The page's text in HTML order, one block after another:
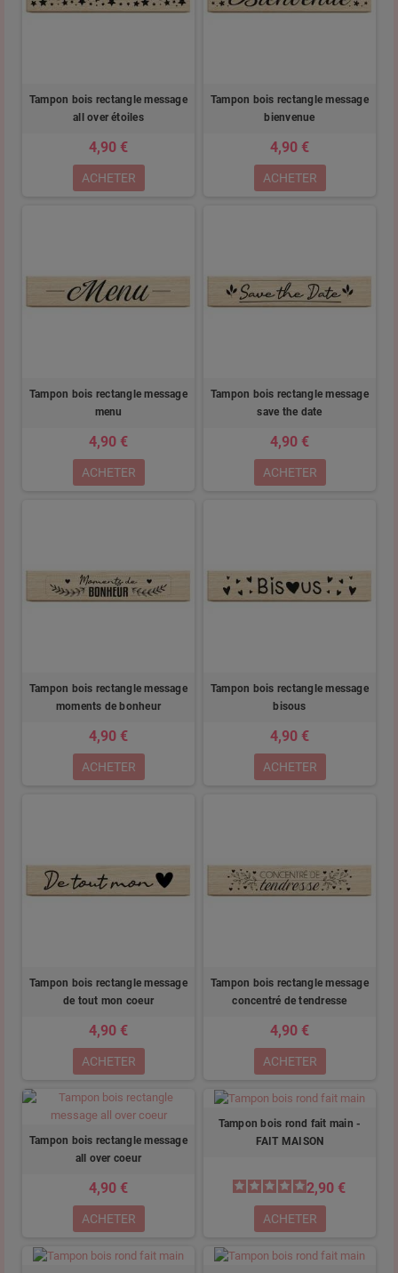
Tampon bois rectangle message
all over étoiles
4,90 €
ACHETER
Tampon bois rectangle message
bienvenue
4,90 €
ACHETER
Tampon bois rectangle message
menu
4,90 €
ACHETER
Tampon bois rectangle message
save the date
4,90 €
ACHETER
Tampon bois rectangle message
moments de bonheur
4,90 €
ACHETER
Tampon bois rectangle message
bisous
4,90 €
ACHETER
Tampon bois rectangle message
de tout mon coeur
4,90 €
ACHETER
Tampon bois rectangle message
concentré de tendresse
4,90 €
ACHETER
Tampon bois rectangle message
all over coeur
4,90 €
ACHETER
Tampon bois rond fait main -
FAIT MAISON
2,90 €
ACHETER